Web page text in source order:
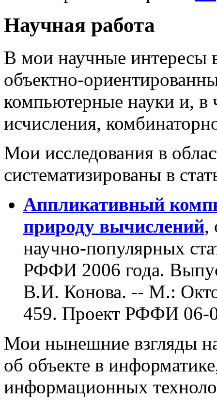
Научная работа
В мои научные интересы
объектно-
компьютерные науки и, в
исчисления,
Мои исследования в
систематизированы в
Аппликативный
природу вычислений,
научно-популярных
РФФИ 2006 года.
В.И. Конова. -- М.:
459. Проект РФФИ 06-
Мои нынешние взгляды
об объекте в
информационных